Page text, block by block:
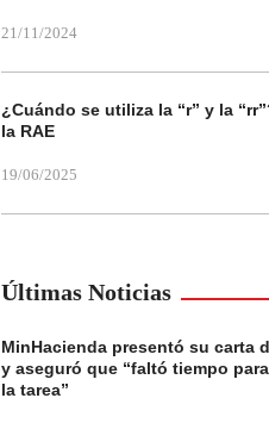
21/11/2024
¿Cuándo se utiliza la “r” y la
la RAE
19/06/2025
Últimas Noticias
MinHacienda presentó su carta
y aseguró que “faltó tiempo
la tarea”